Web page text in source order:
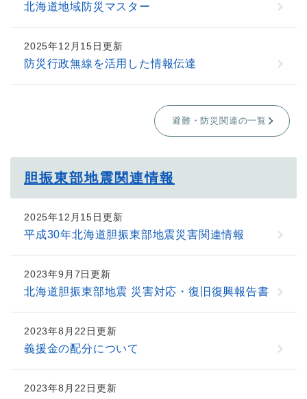
北海道地域防災マスター
2025年12月15日更新
防災行政無線を活用した情報伝達
避難・防災関連の一覧
胆振東部地震関連情報
2025年12月15日更新
平成30年北海道胆振東部地震災害関連情報
2023年9月7日更新
北海道胆振東部地震 災害対応・復旧復興報告書
2023年8月22日更新
義援金の配分について
2023年8月22日更新